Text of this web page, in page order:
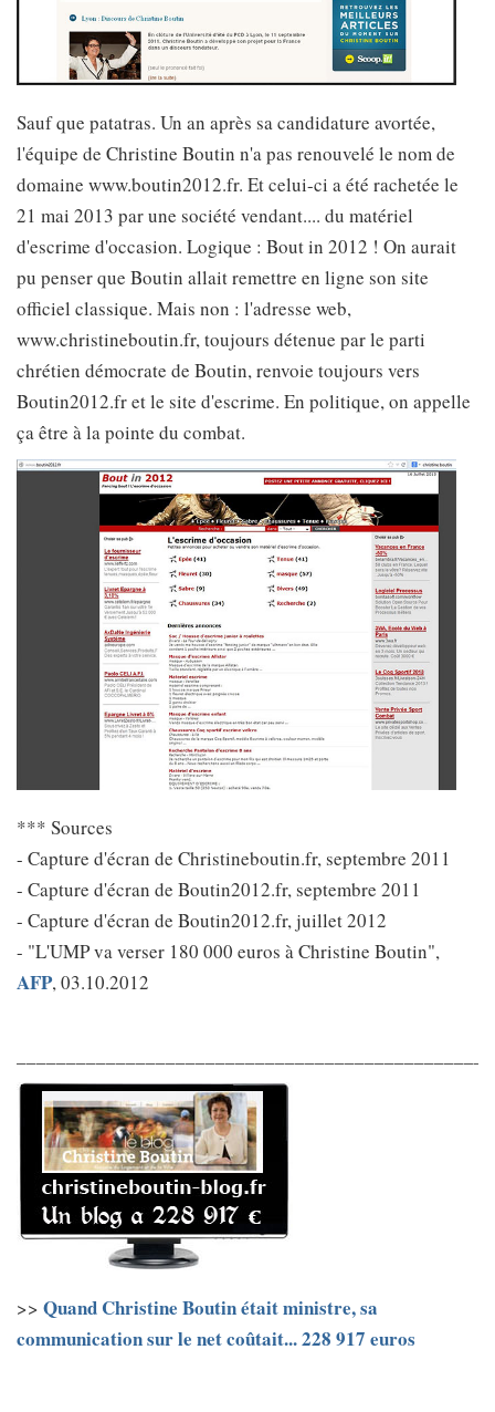
Sauf que patatras. Un an après sa candidature avortée,
l'équipe de Christine Boutin n'a pas renouvelé le nom de
domaine www.boutin2012.fr. Et celui-ci a été rachetée le
21 mai 2013 par une société vendant.... du matériel
d'escrime d'occasion. Logique : Bout in 2012 ! On aurait
pu penser que Boutin allait remettre en ligne son site
officiel classique. Mais non : l'adresse web,
www.christineboutin.fr, toujours détenue par le parti
chrétien démocrate de Boutin, renvoie toujours vers
Boutin2012.fr et le site d'escrime. En politique, on appelle
ça être à la pointe du combat.
*** Sources
- Capture d'écran de Christineboutin.fr, septembre 2011
- Capture d'écran de Boutin2012.fr, septembre 2011
- Capture d'écran de Boutin2012.fr, juillet 2012
- "L'UMP va verser 180 000 euros à Christine Boutin",
AFP, 03.10.2012
>> Quand Christine Boutin était ministre, sa
communication sur le net coûtait... 228 917 euros